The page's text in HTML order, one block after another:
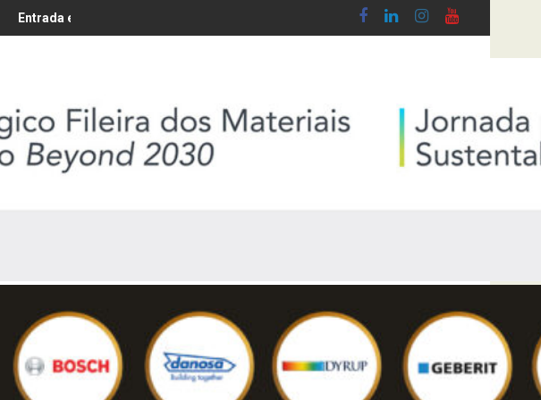
do Lobby - Lei n.º 5-A/2026, de 28 de Janeiro
Diploma de transposição da Diretiva